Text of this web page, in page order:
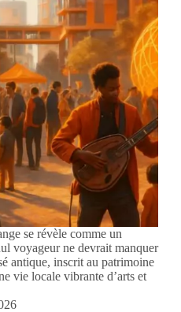
se révèle comme un
voyageur ne devrait manquer
antique, inscrit au patrimoine
vie locale vibrante d’arts et